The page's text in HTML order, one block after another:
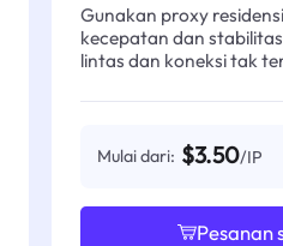
Gunakan proxy
kecepatan dan
lintas dan koneksi tak
Mulai dari: $3.50/IP
Pesanan